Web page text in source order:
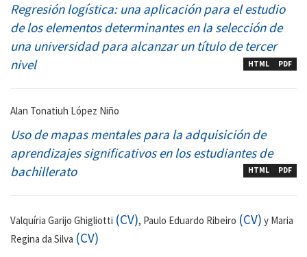
Regresión logística: una aplicación para el estudio
de los elementos determinantes en la selección de
una universidad para alcanzar un título de tercer
nivel
PDF
HTML
Alan Tonatiuh López Niño
Uso de mapas mentales para la adquisición de
aprendizajes significativos en los estudiantes de
bachillerato
PDF
HTML
Valquíria Garijo Ghigliotti (CV), Paulo Eduardo Ribeiro (CV) y Maria
Regina da Silva (CV)